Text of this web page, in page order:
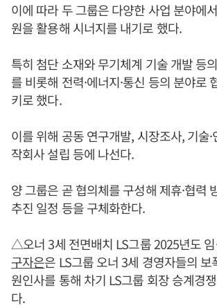
이에 따라 두 그룹은 다양한 사업 분야에
원을 활용해 시너지를 내기로 했다.
특히 첨단 소재와 무기체계 기술 개발 등
를 비롯해 전력·에너지·통신 등의 분야로
키로 했다.
이를 위해 공동 연구개발, 시장조사, 기술
작회사 설립 등에 나선다.
양 그룹은 곧 협의체를 구성해 제휴·협력
추진 일정 등을 구체화한다.
△오너 3세 전면배치 LS그룹 2025년도
구자은은 LS그룹 오너 3세 경영자들의 보
원인사를 통해 차기 LS그룹 회장 승계경
다.